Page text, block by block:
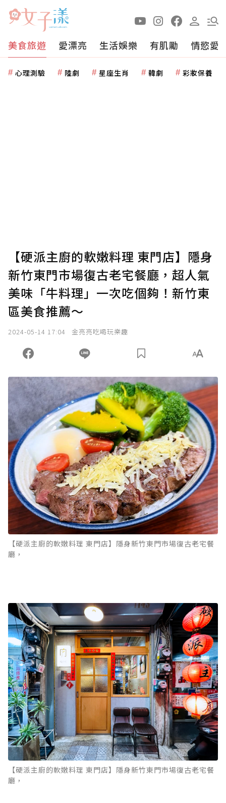
美食旅遊 愛漂亮 生活娛樂 有肌勵 情慾愛
心理測驗 陸劇 星座生肖 韓劇 彩妝保養
【硬派主廚的軟嫩料理 東門店】隱身
新竹東門市場復古老宅餐廳，超人氣
美味「牛料理」一次吃個夠！新竹東
區美食推薦～
2024-05-14 17:04 金亮亮吃喝玩樂趣
【硬派主廚的軟嫩料理 東門店】隱身新竹東門市場復古老宅餐
廳，
【硬派主廚的軟嫩料理 東門店】隱身新竹東門市場復古老宅餐
廳，